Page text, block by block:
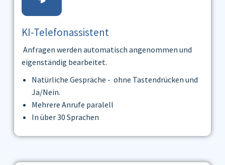
KI-Telefonassistent
Anfragen werden automatisch angenommen und
eigenständig bearbeitet.
Natürliche Gespräche - ohne Tastendrücken und
Ja/Nein.
Mehrere Anrufe paralell
In über 30 Sprachen